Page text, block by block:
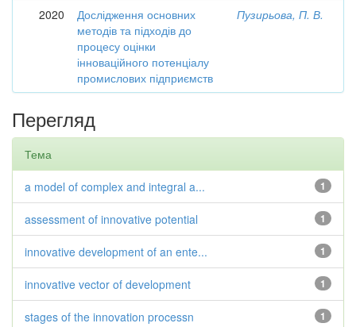
2020
Дослідження основних
методів та підходів до
процесу оцінки
інноваційного потенціалу
промислових підприємств
Пузирьова, П. В.
Перегляд
Тема
1
a model of complex and integral a...
1
assessment of innovative potential
1
innovative development of an ente...
1
innovative vector of development
1
stages of the innovation processn